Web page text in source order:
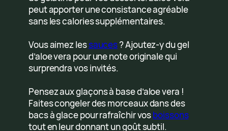
peut apporter une consistance agréable
sans les calories supplémentaires.
Vous aimez lessauces? Ajoutez-y du gel
d’aloe vera pour une note originale qui
surprendra vos invités.
Pensez aux glaçons à base d’aloe vera !
Faites congeler des morceaux dans des
bacs à glace pour rafraîchir vosboissons
tout en leur donnant un goût subtil.